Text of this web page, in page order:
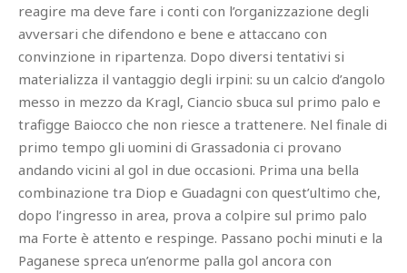
reagire ma deve fare i conti con l’organizzazione degli
avversari che difendono e bene e attaccano con
convinzione in ripartenza. Dopo diversi tentativi si
materializza il vantaggio degli irpini: su un calcio d’angolo
messo in mezzo da Kragl, Ciancio sbuca sul primo palo e
trafigge Baiocco che non riesce a trattenere. Nel finale di
primo tempo gli uomini di Grassadonia ci provano
andando vicini al gol in due occasioni. Prima una bella
combinazione tra Diop e Guadagni con quest’ultimo che,
dopo l’ingresso in area, prova a colpire sul primo palo
ma Forte è attento e respinge. Passano pochi minuti e la
Paganese spreca un’enorme palla gol ancora con